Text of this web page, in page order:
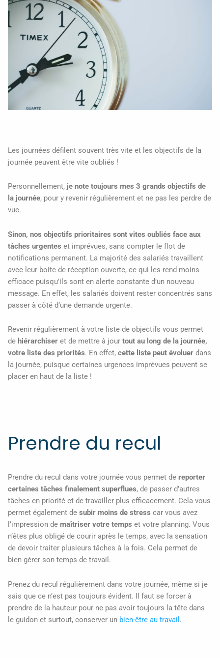
Les journées défilent souvent très vite et les objectifs de la
journée peuvent être vite oubliés !
Personnellement, je note toujours mes 3 grands objectifs de
la journée, pour y revenir régulièrement et ne pas les perdre de
vue.
Sinon, nos objectifs prioritaires sont vites oubliés face aux
tâches urgentes et imprévues, sans compter le flot de
notifications permanent. La majorité des salariés travaillent
avec leur boite de réception ouverte, ce qui les rend moins
efficace puisqu’ils sont en alerte constante d’un nouveau
message. En effet, les salariés doivent rester concentrés sans
passer à côté d’une demande urgente.
Revenir régulièrement à votre liste de objectifs vous permet
de hiérarchiser et de mettre à jour tout au long de la journée,
votre liste des priorités. En effet, cette liste peut évoluer dans
la journée, puisque certaines urgences imprévues peuvent se
placer en haut de la liste !
Prendre du recul
Prendre du recul dans votre journée vous permet de reporter
certaines tâches finalement superflues, de passer d’autres
tâches en priorité et de travailler plus efficacement. Cela vous
permet également de subir moins de stress car vous avez
l’impression de maîtriser votre temps et votre planning. Vous
n’êtes plus obligé de courir après le temps, avec la sensation
de devoir traiter plusieurs tâches à la fois. Cela permet de
bien gérer son temps de travail.
Prenez du recul régulièrement dans votre journée, même si je
sais que ce n’est pas toujours évident. Il faut se forcer à
prendre de la hauteur pour ne pas avoir toujours la tête dans
le guidon et surtout, conserver un bien-être au travail .